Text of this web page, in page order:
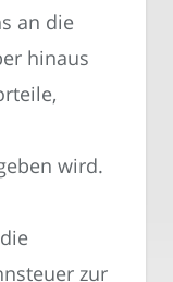
an die
hinaus
wird.
zur